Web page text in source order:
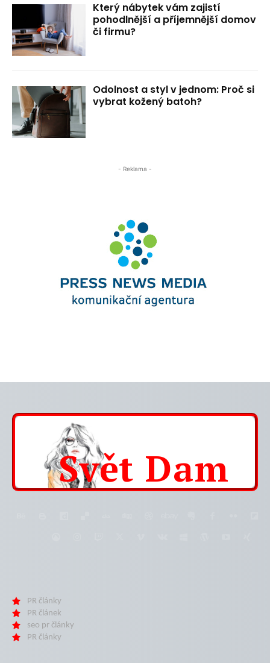
Který nábytek vám zajistí
pohodlnější a příjemnější domov
či firmu?
Odolnost a styl v jednom: Proč si
vybrat kožený batoh?
- Reklama -
Svět Dam
PR články
PR článek
seo pr články
PR články